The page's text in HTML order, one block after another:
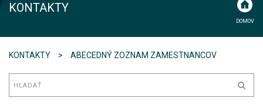
KONTAKTY
DOMOV
KONTAKTY ABECEDNÝ ZOZNAM ZAMESTNANCOV